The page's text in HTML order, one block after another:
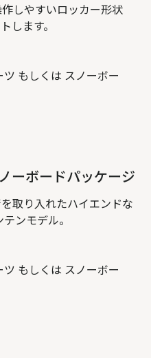
しやすいロッカー形状
します。
もしくは スノーボー
ーボードパッケージ
取り入れたハイエンドな
ンモデル。
もしくは スノーボー